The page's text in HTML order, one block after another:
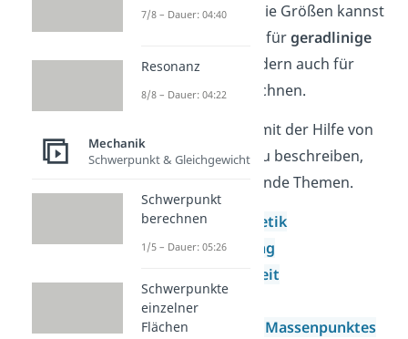
Beschleunigung. Die Größen kannst
du dabei nicht nur fürgeradlinige
Bewegungen, sondern auch für
rotatorischeberechnen.
Um Bewegungen mit der Hilfe von
Zustandsgrößen zu beschreiben,
benötigst du folgende Themen.
Kinematik Kinetik
Beschleunigung
Geschwindigkeit
Freier Fall
Kinematik des Massenpunktes
7/8 – Dauer: 04:40
Resonanz
8/8 – Dauer: 04:22
Mechanik
Schwerpunkt & Gleichgewicht
Schwerpunkt
berechnen
1/5 – Dauer: 05:26
Schwerpunkte
einzelner
Flächen